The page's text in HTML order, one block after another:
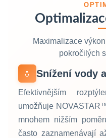
Maximalizace
pokročilých
💧 Snížení vody
Efektivnějším
umožňuje
mnohem nižším
často zaznamenávají